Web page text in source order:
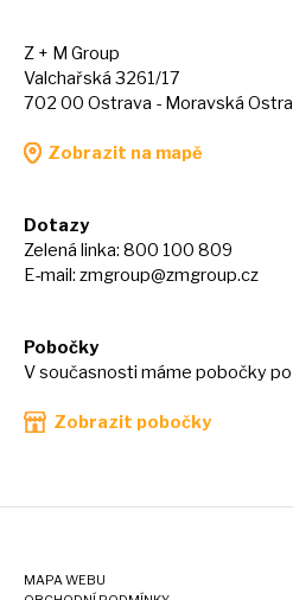
Z + M Group
Valchařská 3261/17
702 00 Ostrava - Moravská
Zobrazit na mapě
Dotazy
Zelená linka: 800 100 809
E-mail: zmgroup@zmgroup.cz
Pobočky
V současnosti máme pobočky
Zobrazit pobočky
MAPA WEBU